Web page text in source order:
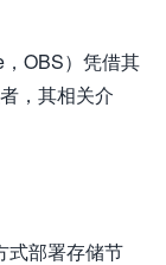
OBS）凭借其
，其相关介
式部署存储节